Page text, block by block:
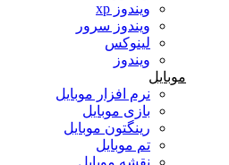
ویندوز xp
ویندوز سرور
لینوکس
ویندوز
نرم افزار موبایل
بازی موبایل
رینگتون موبایل
تم موبایل
نقشه موبایل